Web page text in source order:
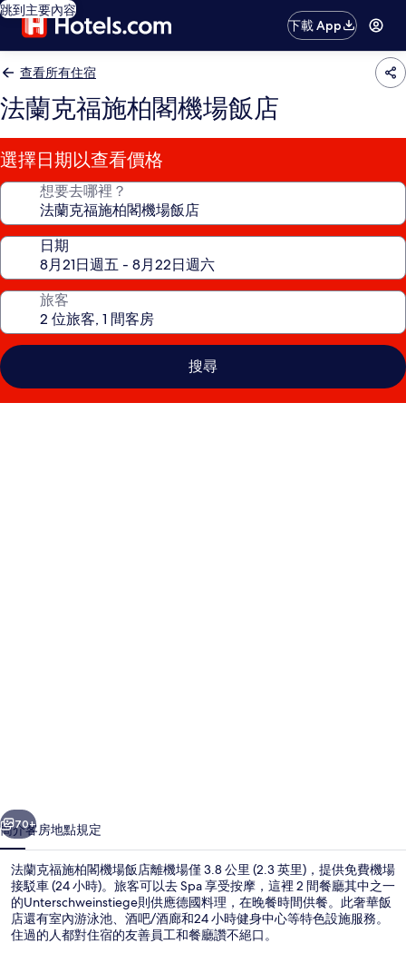
跳到主要內容
下載 App
查看所有住宿
法蘭克福施柏閣機場飯店
選擇日期以查看價格
想要去哪裡？
日期
旅客
搜尋
機
場
飯
店
的
個 下一個
70+
簡介客房地點規定
法蘭克福施柏閣機場飯店離機場僅 3.8 公里 (2.3 英里)，提供免費機場
接駁車 (24 小時)。旅客可以去 Spa 享受按摩，這裡 2 間餐廳其中之一
的Unterschweinstiege則供應德國料理，在晚餐時間供餐。此奢華飯
店還有室內游泳池、酒吧/酒廊和24 小時健身中心等特色設施服務。
住過的人都對住宿的友善員工和餐廳讚不絕口。